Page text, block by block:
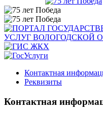
Контактная
Реквизиты
Контактная